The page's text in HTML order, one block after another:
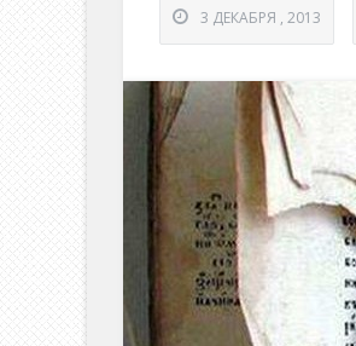
3 ДЕКАБРЯ , 2013